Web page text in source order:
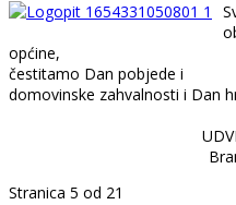
općine,
čestitamo Dan pobjede i
domovinske zahvalnosti i Dan
Stranica 5 od 21